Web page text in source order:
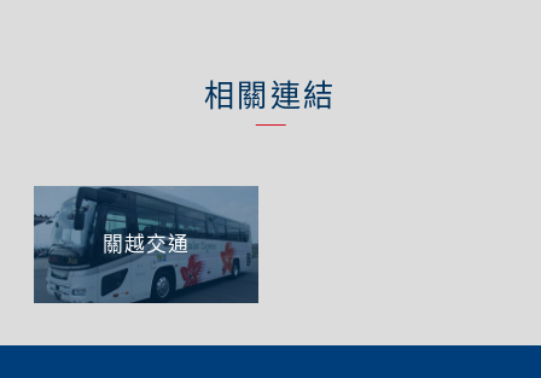
相關連結
關越交通